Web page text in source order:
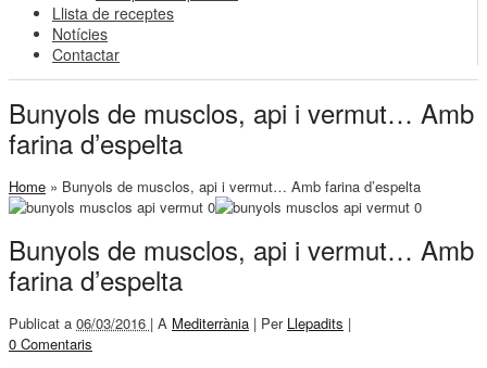
Llista de receptes
Notícies
Contactar
Bunyols de musclos, api i vermut… Amb
farina d’espelta
Home » Bunyols de musclos, api i vermut… Amb farina d’espelta
Bunyols de musclos, api i vermut… Amb
farina d’espelta
Publicat a 06/03/2016 | A Mediterrània | Per Llepadits |
0 Comentaris